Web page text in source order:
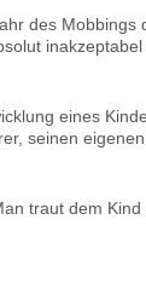
des
eines
seinen
traut dem